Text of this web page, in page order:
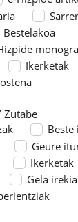
Bestelakoa
Ikerketak
Zutabe
/
Geure
Ikerketak
Gela irekia